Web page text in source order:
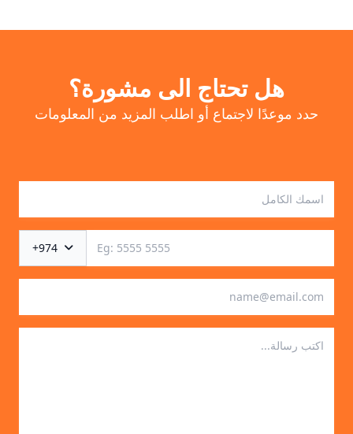
هل تحتاج الى مشورة؟
حدد موعدًا لاجتماع أو اطلب المزيد من المعلومات
+974